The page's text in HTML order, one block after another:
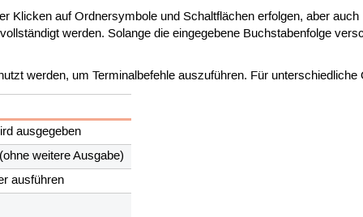
Klicken auf Ordnersymbole und Schaltflächen erfolgen, aber
werden. Solange die eingegebene Buchstabenfolge
werden, um Terminalbefehle auszuführen. Für
ausgegeben
weitere Ausgabe)
ausführen